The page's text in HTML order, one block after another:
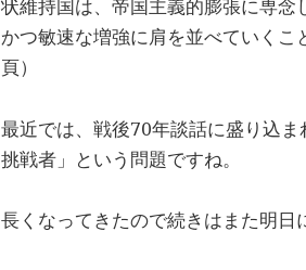
状維持国は、帝国主義的膨張に専念
かつ敏速な増強に肩を並べていく
頁）
最近では、戦後70年談話に盛り込
挑戦者」という問題ですね。
長くなってきたので続きはまた明日